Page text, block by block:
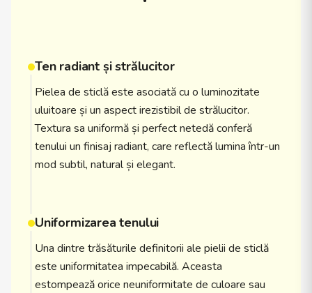
Ten radiant și strălucitor
Pielea de sticlă este asociată cu o luminozitate
uluitoare și un aspect irezistibil de strălucitor.
Textura sa uniformă și perfect netedă conferă
tenului un finisaj radiant, care reflectă lumina într-un
mod subtil, natural și elegant.
Uniformizarea tenului
Una dintre trăsăturile definitorii ale pielii de sticlă
este uniformitatea impecabilă. Aceasta
estompează orice neuniformitate de culoare sau